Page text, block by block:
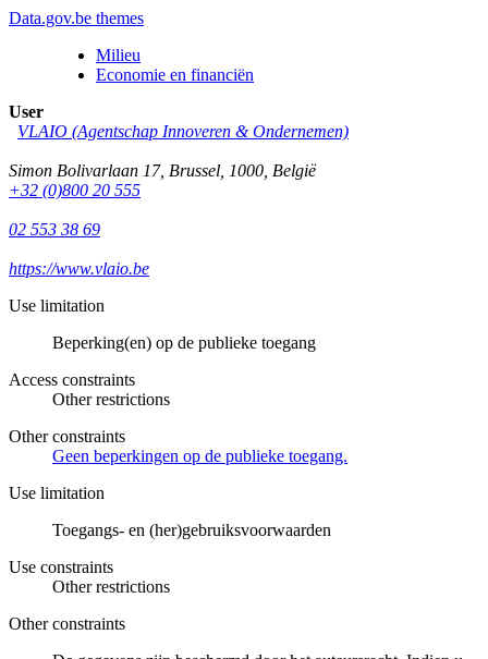
Data.gov.be themes
Milieu
Economie en financiën
User
VLAIO (Agentschap Innoveren & Ondernemen)
Simon Bolivarlaan 17, Brussel 1000 België
+32 (0)800 20 555
02 553 38 69
https://www.vlaio.be
Use limitation
Beperking(en) op de publieke toegang
Access constraints
Other restrictions
Other constraints
Geen beperkingen op de publieke toegang.
Use limitation
Toegangs- en (her)gebruiksvoorwaarden
Use constraints
Other restrictions
Other constraints